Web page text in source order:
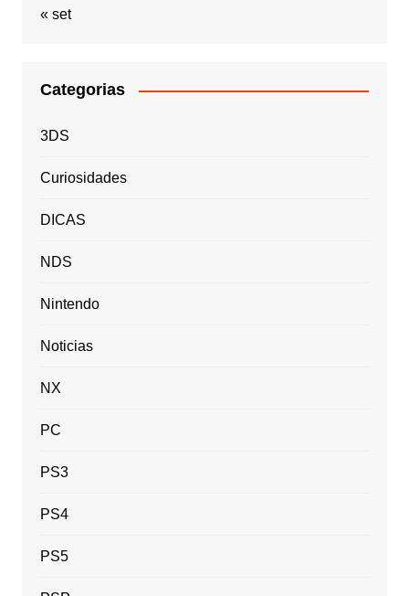
« set
Categorias
3DS
Curiosidades
DICAS
NDS
Nintendo
Noticias
NX
PC
PS3
PS4
PS5